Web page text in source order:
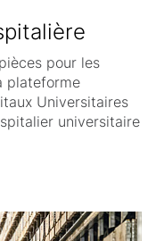
pour les
plateforme
Universitaires
universitaire